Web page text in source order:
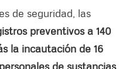
de seguridad, las
preventivos a 140
la incautación de 16
de sustancias